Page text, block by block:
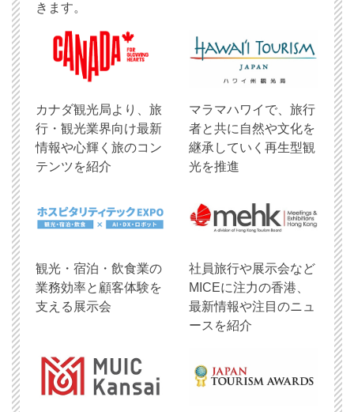
きます。
​カナダ観光局より、旅
行・観光業界向け最新
情報や心輝く旅のコン
テンツを紹介
マラマハワイで、旅行
者と共に自然や文化を
継承していく再生型観
光を推進
観光・宿泊・飲食業の
業務効率と顧客体験を
支える展示会
社員旅行や展示会など
MICEに注力の香港、
最新情報や注目のニュ
ースを紹介